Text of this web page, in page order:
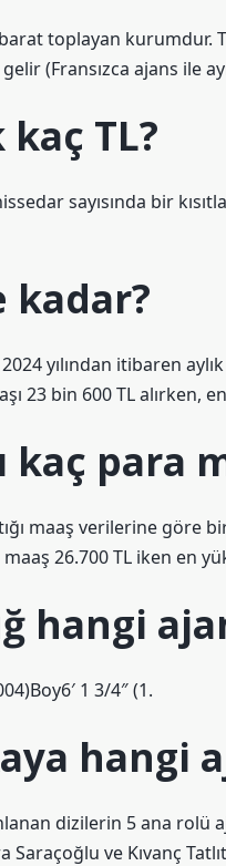
toplayan kurumdur.
(Fransızca ajans ile
TL?
sayısında bir
kadar?
yılından itibaren
23 bin 600 TL alırken,
kaç para
maaş verilerine göre
26.700 TL iken en
hangi
1 3/4″ (1.
hangi
dizilerin 5 ana rolü
Saraçoğlu ve Kıvanç